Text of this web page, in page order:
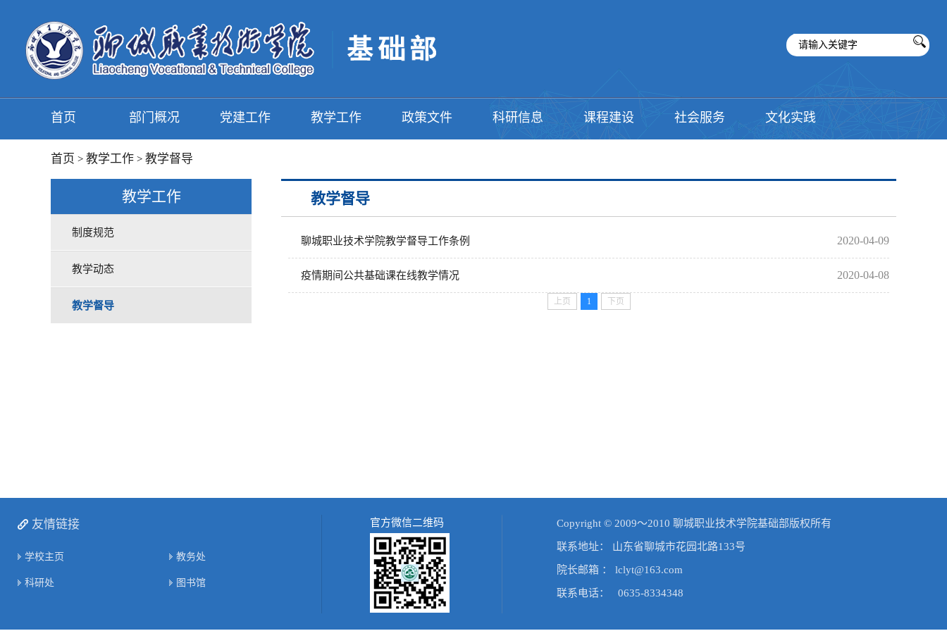
首页 部门概况 党建工作 教学工作 政策文件 科研信息 课程建设 社会服务 文化实践
首页 > 教学工作 > 教学督导
教学工作
制度规范
教学动态
教学督导
教学督导
2020-04-09
聊城职业技术学院教学督导工作条例
2020-04-08
疫情期间公共基础课在线教学情况
上页 1 下页
友情链接
学校主页 教务处
科研处 图书馆
官方微信二维码 Copyright © 2009～2010 聊城职业技术学院基础部版权所有
联系地址： 山东省聊城市花园北路133号
院长邮箱 ： lclyt@163.com
联系电话： 0635-8334348